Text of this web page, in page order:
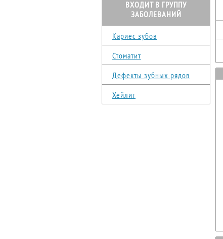
ВХОДИТ В ГРУППУ
ЗАБОЛЕВАНИЙ
Кариес зубов
Стоматит
Дефекты зубных рядов
Хейлит